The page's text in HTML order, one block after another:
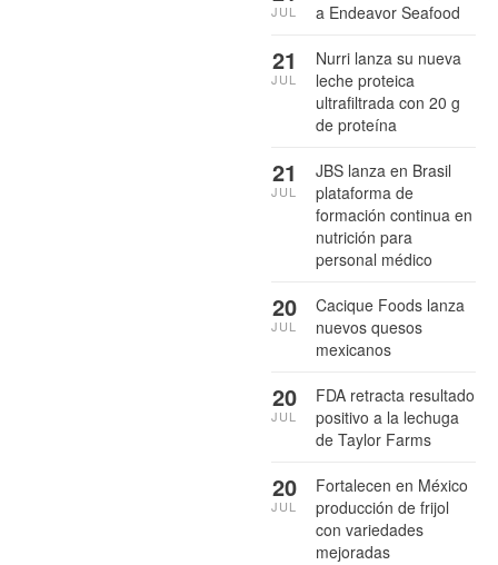
a Endeavor Seafood
JUL
Nurri lanza su nueva
leche proteica
ultrafiltrada con 20 g
de proteína
21
JUL
JBS lanza en Brasil
plataforma de
formación continua en
nutrición para
personal médico
21
JUL
Cacique Foods lanza
nuevos quesos
mexicanos
20
JUL
FDA retracta resultado
positivo a la lechuga
de Taylor Farms
20
JUL
Fortalecen en México
producción de frijol
con variedades
mejoradas
20
JUL